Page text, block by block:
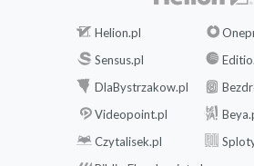
Helion.pl
Sensus.pl
DlaBystrzakow.pl
Videopoint.pl
Czytalisek.pl